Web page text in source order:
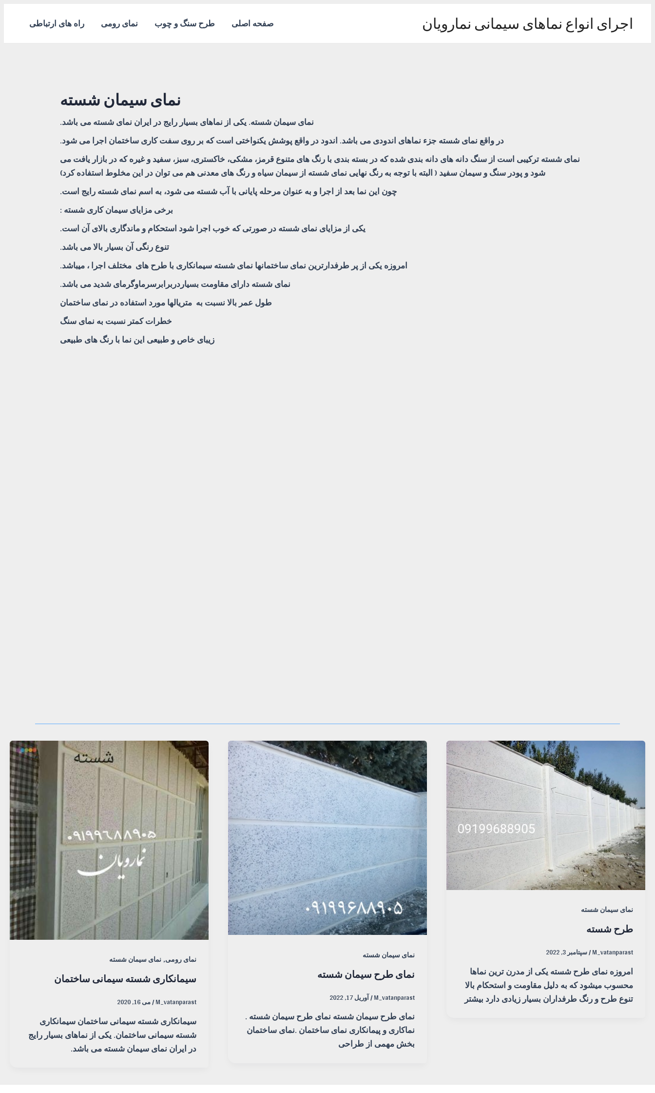
اجرای انواع نماهای سیمانی نمارویان صفحه اصلی طرح سنگ و چوب نمای رومی راه های ارتباطی
نمای سیمان شسته
نمای سیمان شسته. یکی از نماهای بسیار رایج در ایران نمای شسته می باشد.
در واقع نمای شسته جزء نماهای اندودی می باشد. اندود در واقع پوشش یکنواختی است که بر روی سفت کاری ساختمان اجرا می شود.
نمای شسته ترکیبی است از سنگ دانه های دانه بندی شده که در بسته بندی با رنگ های متنوع قرمز، مشکی، خاکستری، سبز، سفید و غیره که در بازار یافت می
شود و پودر سنگ و سیمان سفید ( البته با توجه به رنگ نهایی نمای شسته از سیمان سیاه و رنگ های معدنی هم می توان در این مخلوط استفاده کرد)
چون این نما بعد از اجرا و به عنوان مرحله پایانی با آب شسته می شود، به اسم نمای شسته رایج است.
برخی مزایای سیمان کاری شسته :
یکی از مزایای نمای شسته در صورتی که خوب اجرا شود استحکام و ماندگاری بالای آن است.
تنوع رنگی آن بسیار بالا می باشد.
امروزه یکی از پر طرفدارترین نمای ساختمانها نمای شسته سیمانکاری با طرح های مختلف اجرا ، میباشد.
نمای شسته دارای مقاومت بسیاردربرابرسرماوگرمای شدید می باشد.
طول عمر بالا نسبت به متریالها مورد استفاده در نمای ساختمان
خطرات کمتر نسبت به نمای سنگ
زیبای خاص و طبیعی این نما با رنگ های طبیعی
نمای سیمان شسته
طرح شسته
M_vatanparast
/سپتامبر 3, 2022
امروزه نمای طرح شسته یکی از مدرن ترین نماها
محسوب میشود که به دلیل مقاومت و استحکام بالا
تنوع طرح و رنگ طرفداران بسیار زیادی دارد بیشتر
نمای سیمان شسته
نمای طرح سیمان شسته
M_vatanparast
/آوریل 17, 2022
نمای طرح سیمان شسته نمای طرح سیمان شسته .
نماکاری و پیمانکاری نمای ساختمان .نمای ساختمان
بخش مهمی از طراحی
نمای رومی,نمای سیمان شسته
سیمانکاری شسته سیمانی ساختمان
M_vatanparast
/می 16, 2020
سیمانکاری شسته سیمانی ساختمان سیمانکاری
شسته سیمانی ساختمان. یکی از نماهای بسیار رایج
در ایران نمای سیمان شسته می باشد.